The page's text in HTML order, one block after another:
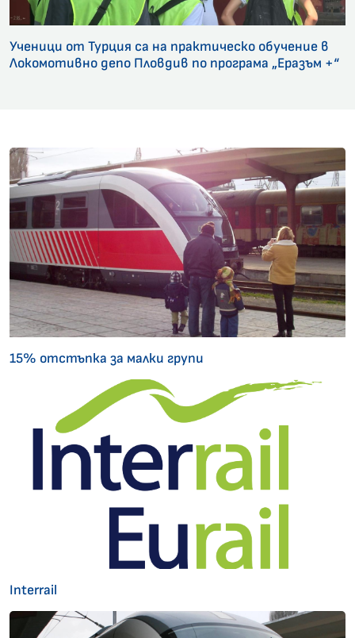
Ученици от Турция са на практическо обучение в
Локомотивно депо Пловдив по програма „Еразъм +“
15% отстъпка за малки групи
Interrail